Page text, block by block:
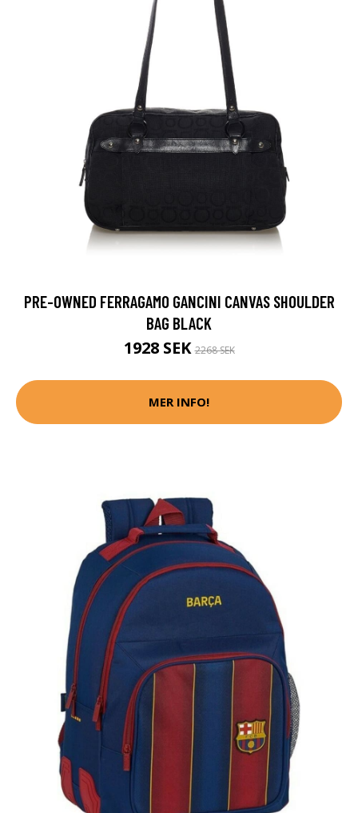
PRE-OWNED FERRAGAMO GANCINI CANVAS SHOULDER
BAG BLACK
1928 SEK2268 SEK
MER INFO!